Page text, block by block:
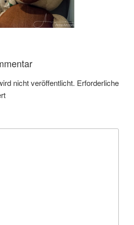
nicht veröffentlicht. Erforderliche